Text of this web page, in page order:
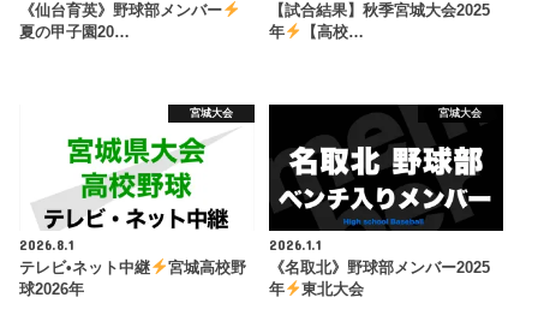
《仙台育英》野球部メンバー
夏の甲子園20…
【試合結果】秋季宮城大会2025
年
【高校…
宮城大会
2026.8.1
テレビ•ネット中継
宮城高校野
球2026年
宮城大会
2026.1.1
《名取北》野球部メンバー2025
年
東北大会